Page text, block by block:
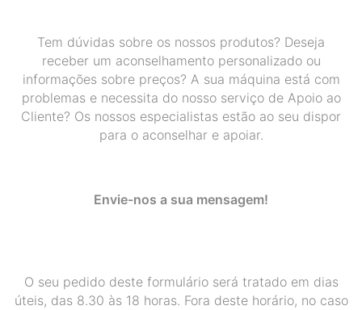
Tem dúvidas sobre os nossos produtos? Deseja
receber um aconselhamento personalizado ou
informações sobre preços? A sua máquina está com
problemas e necessita do nosso serviço de Apoio ao
Cliente? Os nossos especialistas estão ao seu dispor
para o aconselhar e apoiar.
Envie-nos a sua mensagem!
O seu pedido deste formulário será tratado em dias
úteis, das 8.30 às 18 horas. Fora deste horário, no caso